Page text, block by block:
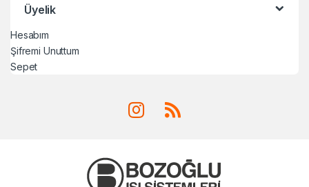
Üyelik
Hesabım
Şifremi Unuttum
Sepet